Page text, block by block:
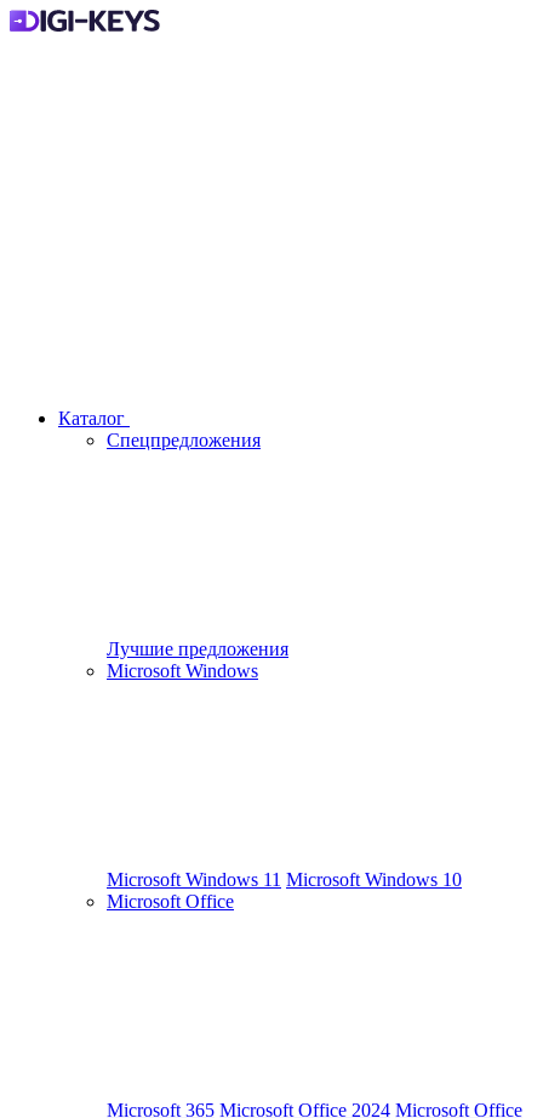
Каталог
Спецпредложения
Лучшие предложения
Microsoft Windows
Microsoft Windows 11 Microsoft Windows 10
Microsoft Office
Microsoft 365 Microsoft Office 2024 Microsoft Office